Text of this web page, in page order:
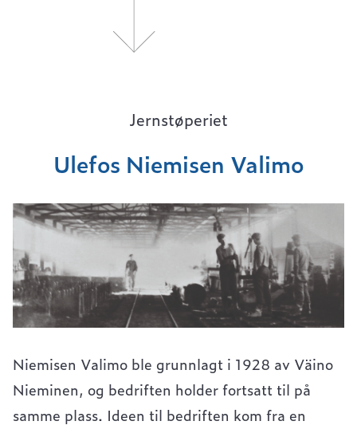
Jernstøperiet
Ulefos Niemisen Valimo
Niemisen Valimo ble grunnlagt i 1928 av Väino
Nieminen, og bedriften holder fortsatt til på
samme plass. Ideen til bedriften kom fra en